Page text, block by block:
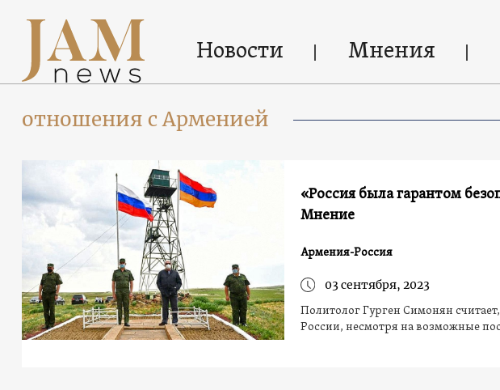
Новости Мнения
отношения с Арменией
«Россия была гарантом
Мнение
Армения-Россия
03 сентября, 2023
Политолог Гурген Симонян
России, несмотря на возможные